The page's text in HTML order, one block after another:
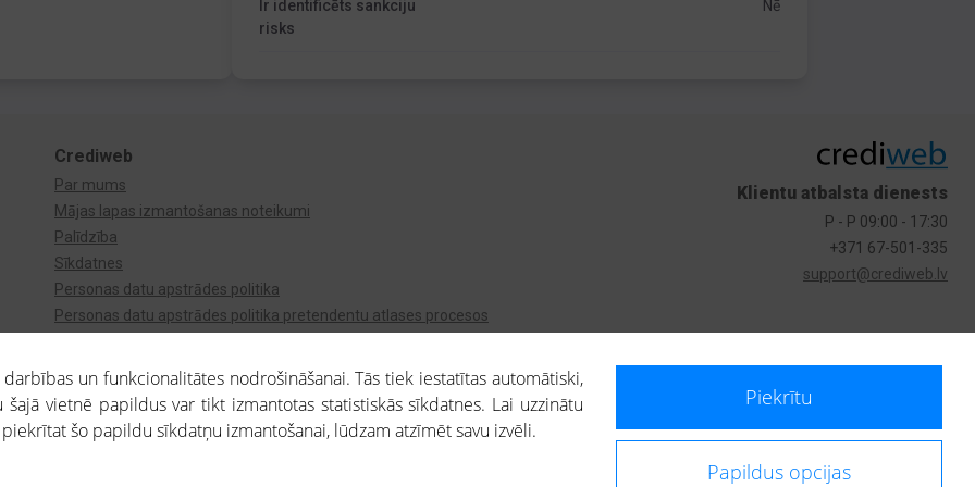
Ir identificēts sankciju
risks
Nē
Crediweb
Par mums
Mājas lapas izmantošanas noteikumi
Palīdzība
Sīkdatnes
Personas datu apstrādes politika
Personas datu apstrādes politika pretendentu atlases procesos
Klientu atbalsta dienests
P - P 09:00 - 17:30
+371 67-501-335
support@crediweb.lv
ietvaros saņemtajai informācijai ir uzziņas raksturs, un tai nav juridiska spēka. Portāla lietotājs, izmantojot portālā saņemto informāciju, ir atbildīgs par fizisko
un funkcionalitātes nodrošināšanai. Tās tiek iestatītas automātiski,
vietnē papildus var tikt izmantotas statistiskās sīkdatnes. Lai uzzinātu
piekrītat šo papildu sīkdatņu izmantošanai, lūdzam atzīmēt savu izvēli.
Piekrītu
Papildus opcijas